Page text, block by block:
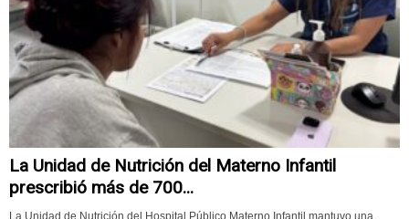
La Unidad de Nutrición del Materno Infantil
prescribió más de 700...